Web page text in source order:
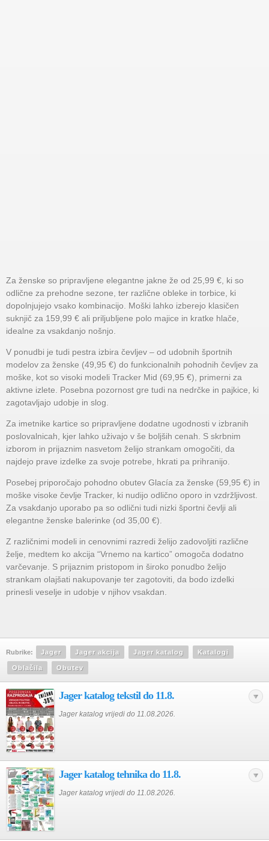
Za ženske so pripravljene elegantne jakne že od 25,99 €, ki so
odlične za prehodne sezone, ter različne obleke in torbice, ki
dopolnjujejo vsako kombinacijo. Moški lahko izberejo klasičen
suknjič za 159,99 € ali priljubljene polo majice in kratke hlače,
idealne za vsakdanjo nošnjo.
V ponudbi je tudi pestra izbira čevljev – od udobnih športnih
modelov za ženske (49,95 €) do funkcionalnih pohodnih čevljev za
moške, kot so visoki modeli Tracker Mid (69,95 €), primerni za
aktivne izlete. Posebna pozornost gre tudi na nedrčke in pajkice, ki
zagotavljajo udobje in slog.
Za imetnike kartice so pripravljene dodatne ugodnosti v izbranih
poslovalnicah, kjer lahko uživajo v še boljših cenah. S skrbnim
izborom in prijaznim nasvetom želijo strankam omogočiti, da
najdejo prave izdelke za svoje potrebe, hkrati pa prihranijo.
Posebej priporočajo pohodno obutev Glacía za ženske (59,95 €) in
moške visoke čevlje Tracker, ki nudijo odlično oporo in vzdržljivost.
Za vsakdanjo uporabo pa so odlični tudi nizki športni čevlji ali
elegantne ženske balerinke (od 35,00 €).
Z različnimi modeli in cenovnimi razredi želijo zadovoljiti različne
želje, medtem ko akcija “Vrnemo na kartico” omogoča dodatno
varčevanje. S prijaznim pristopom in široko ponudbo želijo
strankam olajšati nakupovanje ter zagotoviti, da bodo izdelki
prinesli veselje in udobje v njihov vsakdan.
Rubrike: Jager Jager akcija Jager katalog Katalogi
Oblačila Obutev
Jager katalog tekstil do 11.8.
Jager katalog vrijedi do 11.08.2026.
Jager katalog tehnika do 11.8.
Jager katalog vrijedi do 11.08.2026.